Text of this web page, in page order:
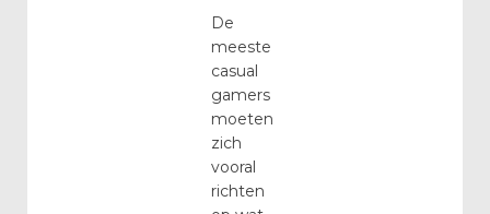
De
meeste
casual
gamers
moeten
zich
vooral
richten